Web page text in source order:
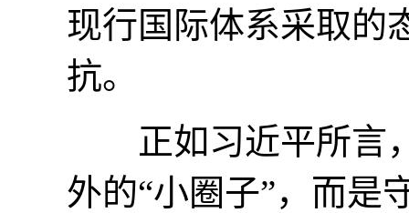
现行国际体系采取的
抗。
正如习近平所言，
外的“小圈子”，而是